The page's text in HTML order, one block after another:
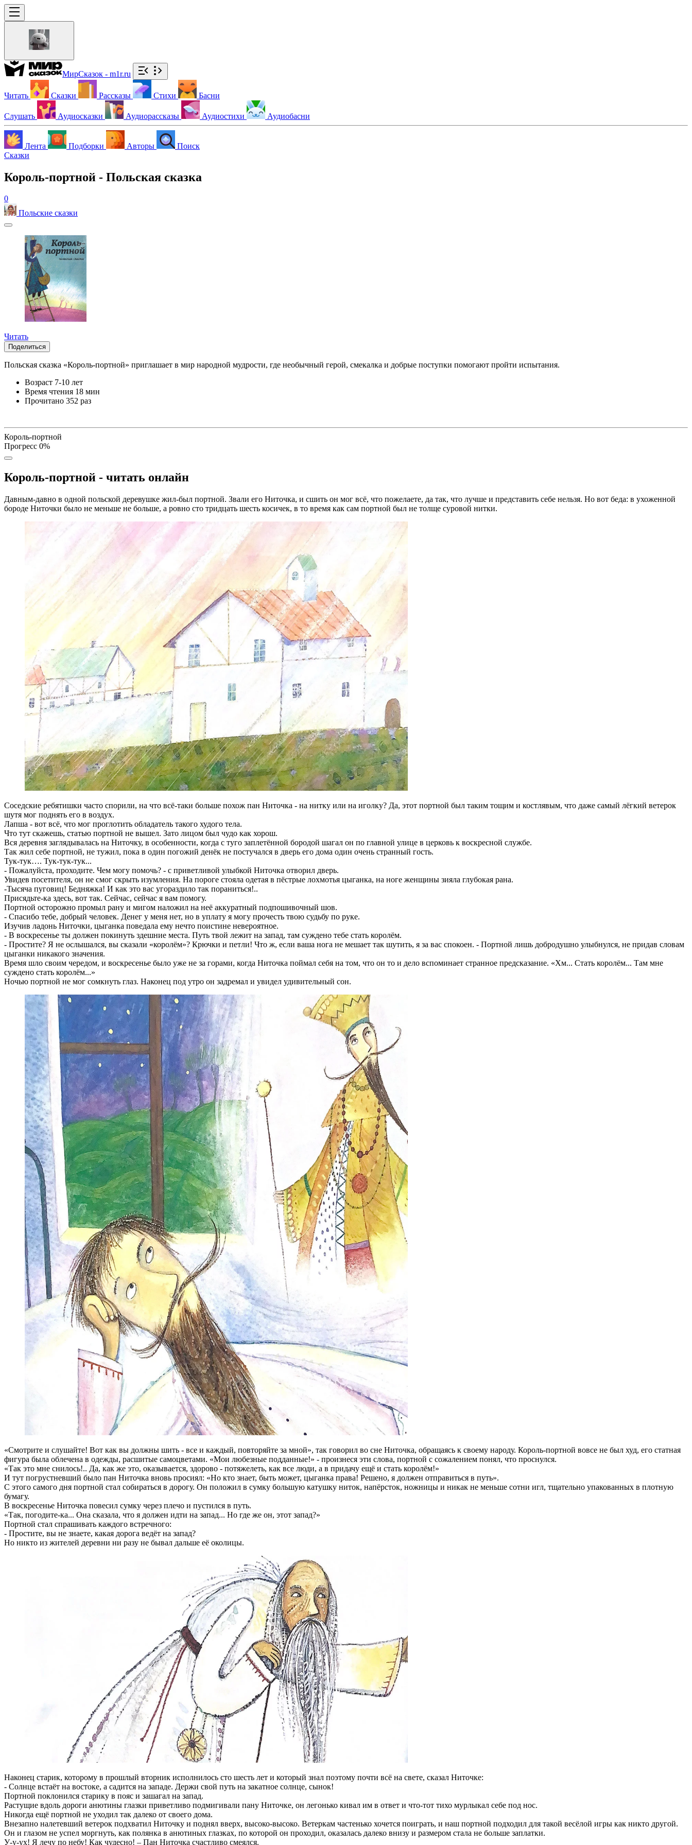
МирСказок - m1r.ru
Читать Сказки Рассказы Стихи Басни
Слушать Аудиосказки Аудиорассказы Аудиостихи Аудиобасни
Лента Подборки Авторы
Поиск
Сказки
Король-портной - Польская сказка
0
Польские сказки
Читать
Поделиться
Польская сказка «Король-портной» приглашает в мир народной мудрости, где необычный герой, смекалка и добрые поступки помогают пройти испытания.
Возраст 7-10 лет
Время чтения 18 мин
Прочитано 352 раз
Король-портной
Прогресс 0%
Король-портной - читать онлайн
Давным-давно в одной польской деревушке жил-был портной. Звали его Ниточка, и сшить он мог всё, что пожелаете, да так, что лучше и представить себе нельзя. Но вот беда: в ухоженной
бороде Ниточки было не меньше не больше, а ровно сто тридцать шесть косичек, в то время как сам портной был не толще суровой нитки.
Соседские ребятишки часто спорили, на что всё-таки больше похож пан Ниточка - на нитку или на иголку? Да, этот портной был таким тощим и костлявым, что даже самый лёгкий ветерок
шутя мог поднять его в воздух.
Лапша - вот всё, что мог проглотить обладатель такого худого тела.
Что тут скажешь, статью портной не вышел. Зато лицом был чудо как хорош.
Вся деревня заглядывалась на Ниточку, в особенности, когда с туго заплетённой бородой шагал он по главной улице в церковь к воскресной службе.
Так жил себе портной, не тужил, пока в один погожий денёк не постучался в дверь его дома один очень странный гость.
Тук-тук…. Тук-тук-тук...
- Пожалуйста, проходите. Чем могу помочь? - с приветливой улыбкой Ниточка отворил дверь.
Увидев посетителя, он не смог скрыть изумления. На пороге стояла одетая в пёстрые лохмотья цыганка, на ноге женщины зияла глубокая рана.
-Тысяча пуговиц! Бедняжка! И как это вас угораздило так пораниться!..
Присядьте-ка здесь, вот так. Сейчас, сейчас я вам помогу.
Портной осторожно промыл рану и мигом наложил на неё аккуратный подпошивочный шов.
- Спасибо тебе, добрый человек. Денег у меня нет, но в уплату я могу прочесть твою судьбу по руке.
Изучив ладонь Ниточки, цыганка поведала ему нечто поистине невероятное.
- В воскресенье ты должен покинуть здешние места. Путь твой лежит на запад, там суждено тебе стать королём.
- Простите? Я не ослышался, вы сказали «королём»? Крючки и петли! Что ж, если ваша нога не мешает так шутить, я за вас спокоен. - Портной лишь добродушно улыбнулся, не придав словам
цыганки никакого значения.
Время шло своим чередом, и воскресенье было уже не за горами, когда Ниточка поймал себя на том, что он то и дело вспоминает странное предсказание. «Хм... Стать королём... Там мне
суждено стать королём...»
Ночью портной не мог сомкнуть глаз. Наконец под утро он задремал и увидел удивительный сон.
«Смотрите и слушайте! Вот как вы должны шить - все и каждый, повторяйте за мной», так говорил во сне Ниточка, обращаясь к своему народу. Король-портной вовсе не был худ, его статная
фигура была облечена в одежды, расшитые самоцветами. «Мои любезные подданные!» - произнеся эти слова, портной с сожалением понял, что проснулся.
«Так это мне снилось!.. Да, как же это, оказывается, здорово - потяжелеть, как все люди, а в придачу ещё и стать королём!»
И тут погрустневший было пан Ниточка вновь просиял: «Но кто знает, быть может, цыганка права! Решено, я должен отправиться в путь».
С этого самого дня портной стал собираться в дорогу. Он положил в сумку большую катушку ниток, напёрсток, ножницы и никак не меньше сотни игл, тщательно упакованных в плотную
бумагу.
В воскресенье Ниточка повесил сумку через плечо и пустился в путь.
«Так, погодите-ка... Она сказала, что я должен идти на запад... Но где же он, этот запад?»
Портной стал спрашивать каждого встречного:
- Простите, вы не знаете, какая дорога ведёт на запад?
Но никто из жителей деревни ни разу не бывал дальше её околицы.
Наконец старик, которому в прошлый вторник исполнилось сто шесть лет и который знал поэтому почти всё на свете, сказал Ниточке:
- Солнце встаёт на востоке, а садится на западе. Держи свой путь на закатное солнце, сынок!
Портной поклонился старику в пояс и зашагал на запад.
Растущие вдоль дороги анютины глазки приветливо подмигивали пану Ниточке, он легонько кивал им в ответ и что-тот тихо мурлыкал себе под нос.
Никогда ещё портной не уходил так далеко от своего дома.
Внезапно налетевший ветерок подхватил Ниточку и поднял вверх, высоко-высоко. Ветеркам частенько хочется поиграть, и наш портной подходил для такой весёлой игры как никто другой.
Он и глазом не успел моргнуть, как полянка в анютиных глазках, по которой он проходил, оказалась далеко внизу и размером стала не больше заплатки.
У-у-ух! Я лечу по небу! Как чудесно! – Пан Ниточка счастливо смеялся.